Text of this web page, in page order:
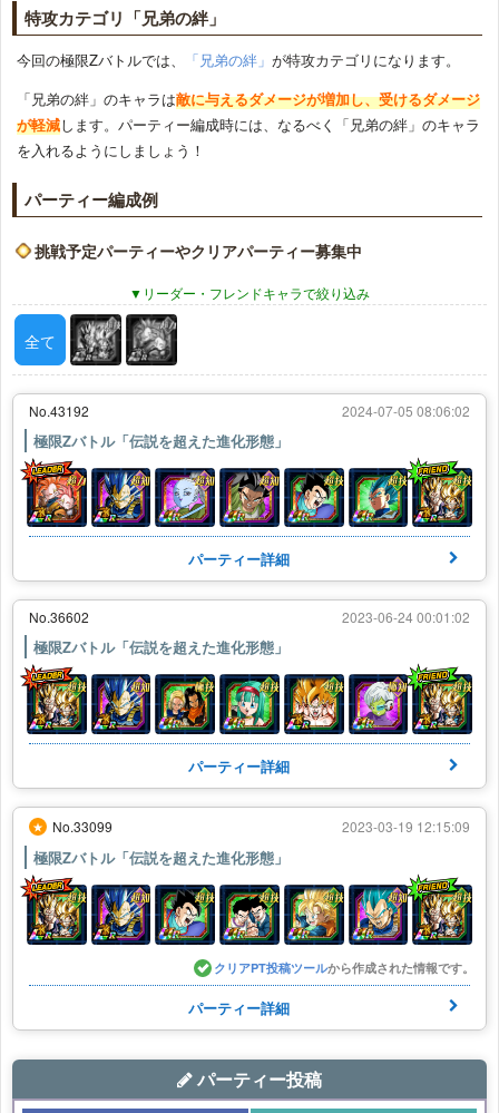
特攻カテゴリ「兄弟の絆」
今回の極限Zバトルでは、 「兄弟の絆」 が特攻カテゴリになります。
「兄弟の絆」のキャラは敵に与えるダメージが増加し、受けるダメージ
が軽減します。パーティー編成時には、なるべく「兄弟の絆」のキャラ
を入れるようにしましょう！
パーティー編成例
挑戦予定パーティーやクリアパーティー募集中
リーダー・フレンドキャラで絞り込み
全て
No.43192 2024-07-05 08:06:02
極限Zバトル「伝説を超えた進化形態」
パーティー詳細
No.36602 2023-06-24 00:01:02
極限Zバトル「伝説を超えた進化形態」
パーティー詳細
★ No.33099 2023-03-19 12:15:09
極限Zバトル「伝説を超えた進化形態」
クリアPT投稿ツールから作成された情報です。
パーティー詳細
パーティー投稿